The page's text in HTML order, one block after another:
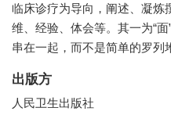
临床诊疗为导向，阐述、凝炼
维、经验、体会等。其一为“
串在一起，而不是简单的罗列
出版方
人民卫生出版社